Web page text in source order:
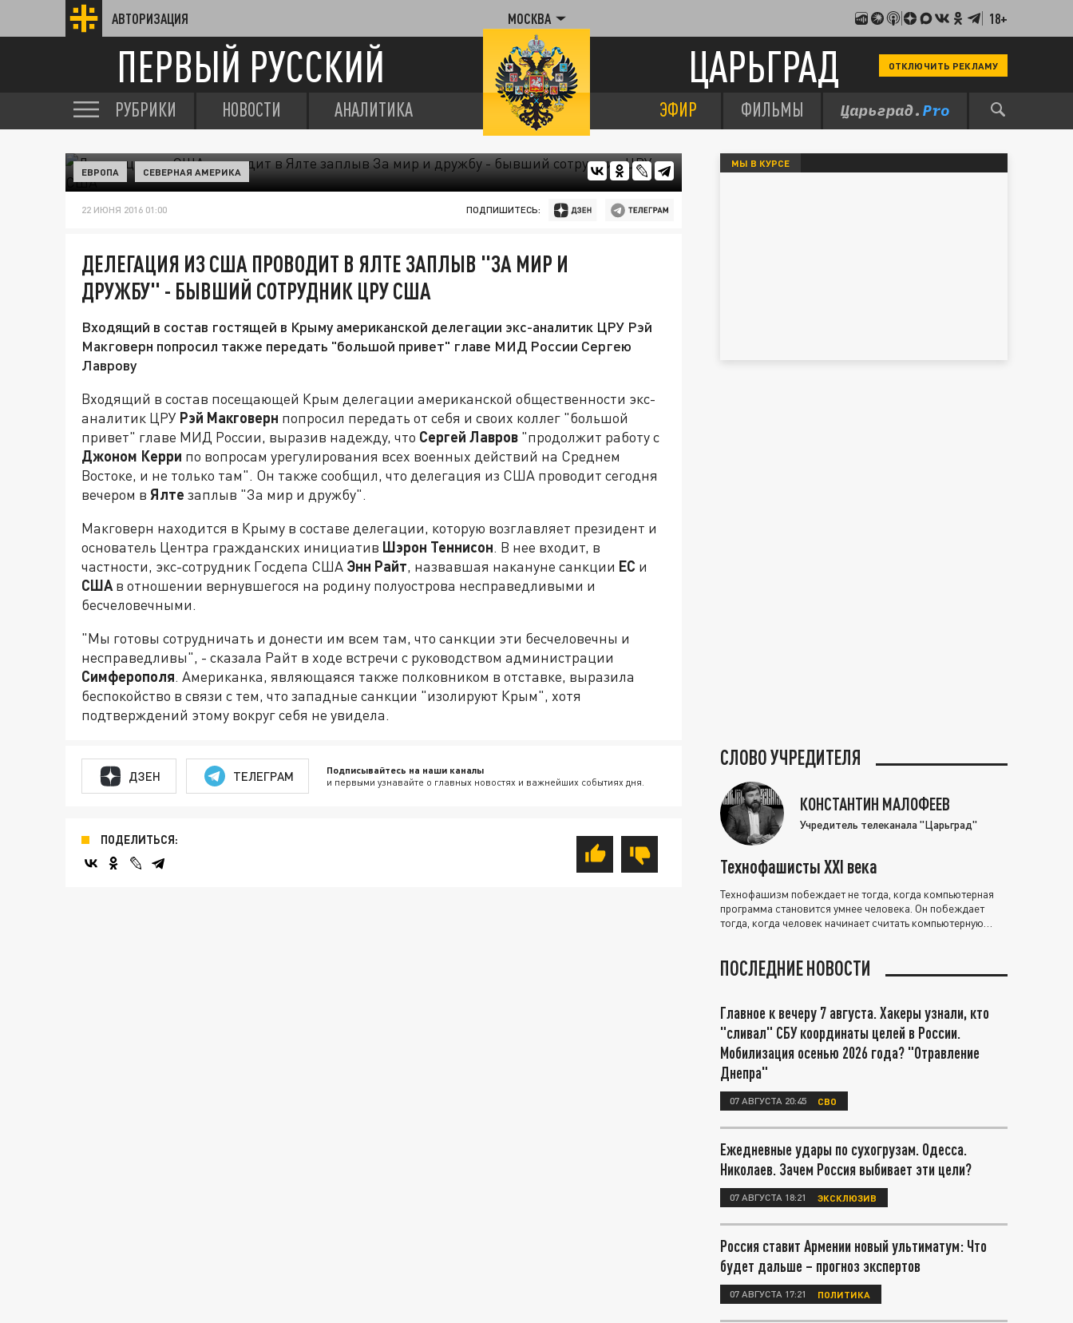
АВТОРИЗАЦИЯ МОСКВА 18+
ПЕРВЫЙ РУССКИЙ ЦАРЬГРАД ОТКЛЮЧИТЬ РЕКЛАМУ
РУБРИКИ НОВОСТИ АНАЛИТИКА ЭФИР ФИЛЬМЫ
ЕВРОПА СЕВЕРНАЯ АМЕРИКА
22 ИЮНЯ 2016 01:00 ПОДПИШИТЕСЬ:
ДЕЛЕГАЦИЯ ИЗ США ПРОВОДИТ В ЯЛТЕ ЗАПЛЫВ "ЗА МИР И
ДРУЖБУ" - БЫВШИЙ СОТРУДНИК ЦРУ США
Входящий в состав гостящей в Крыму американской делегации экс-аналитик ЦРУ Рэй
Макговерн попросил также передать "большой привет" главе МИД России Сергею
Лаврову
Входящий в состав посещающей Крым делегации американской общественности экс-
аналитик ЦРУ Рэй Макговерн попросил передать от себя и своих коллег "большой
привет" главе МИД России, выразив надежду, что Сергей Лавров "продолжит работу с
Джоном Керри по вопросам урегулирования всех военных действий на Среднем
Востоке, и не только там". Он также сообщил, что делегация из США проводит сегодня
вечером в Ялте заплыв "За мир и дружбу".
Макговерн находится в Крыму в составе делегации, которую возглавляет президент и
основатель Центра гражданских инициатив Шэрон Теннисон. В нее входит, в
частности, экс-сотрудник Госдепа США Энн Райт, назвавшая накануне санкции ЕС и
США в отношении вернувшегося на родину полуострова несправедливыми и
бесчеловечными.
"Мы готовы сотрудничать и донести им всем там, что санкции эти бесчеловечны и
несправедливы", - сказала Райт в ходе встречи с руководством администрации
Симферополя. Американка, являющаяся также полковником в отставке, выразила
беспокойство в связи с тем, что западные санкции "изолируют Крым", хотя
подтверждений этому вокруг себя не увидела.
ДЗЕН ТЕЛЕГРАМ Подписывайтесь на наши каналы
и первыми узнавайте о главных новостях и важнейших событиях дня.
ПОДЕЛИТЬСЯ:
МЫ В КУРСЕ
СЛОВО УЧРЕДИТЕЛЯ
КОНСТАНТИН МАЛОФЕЕВ
Учредитель телеканала "Царьград"
Технофашисты XXI века
Технофашизм побеждает не тогда, когда компьютерная
программа становится умнее человека. Он побеждает
тогда, когда человек начинает считать компьютерную
ПОСЛЕДНИЕ НОВОСТИ
Главное к вечеру 7 августа. Хакеры узнали, кто
"сливал" СБУ координаты целей в России.
Мобилизация осенью 2026 года? "Отравление
Днепра"
07 АВГУСТА 20:45 СВО
Ежедневные удары по сухогрузам. Одесса.
Николаев. Зачем Россия выбивает эти цели?
07 АВГУСТА 18:21 ЭКСКЛЮЗИВ
Россия ставит Армении новый ультиматум: Что
будет дальше – прогноз экспертов
07 АВГУСТА 17:21 ПОЛИТИКА